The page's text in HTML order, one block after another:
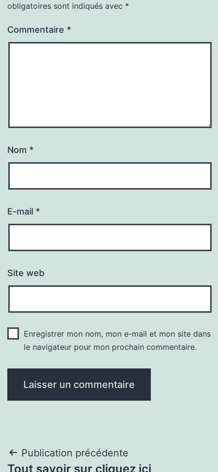
obligatoires sont indiqués avec *
Commentaire *
Nom *
E-mail *
Site web
Enregistrer mon nom, mon e-mail et mon site dans
le navigateur pour mon prochain commentaire.
Navigation
Publication précédente
Tout savoir sur cliquez ici